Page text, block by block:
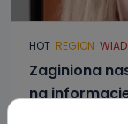
HOT REGION
Zaginiona
na